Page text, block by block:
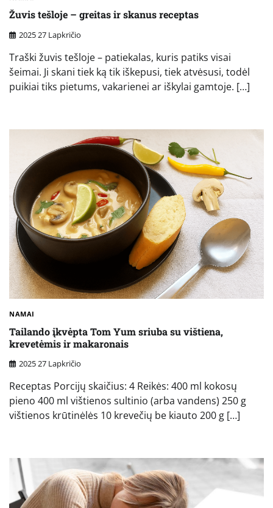
Žuvis tešloje – greitas ir skanus receptas
2025 27 Lapkričio
Traški žuvis tešloje – patiekalas, kuris patiks visai
šeimai. Ji skani tiek ką tik iškepusi, tiek atvėsusi, todėl
puikiai tiks pietums, vakarienei ar iškylai gamtoje. […]
NAMAI
Tailando įkvėpta Tom Yum sriuba su vištiena,
krevetėmis ir makaronais
2025 27 Lapkričio
Receptas Porcijų skaičius: 4 Reikės: 400 ml kokosų
pieno 400 ml vištienos sultinio (arba vandens) 250 g
vištienos krūtinėlės 10 krevečių be kiauto 200 g […]